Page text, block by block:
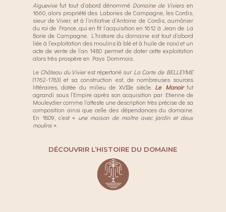
Aiguevivefut tout d’abord dénommé Domaine de Viviers en
1660, alors propriété des Labories de Campagne, les Cordis,
sieur de Vivier, et à l’initiative d’Antoine de Cordis, aumônier
du roi de France, qui en fit l’acquisition en 1612 à Jean de La
Borie de Campagne. L’histoire du domaine est tout d’abord
liée à l’exploitation des moulins (à blé et à huile de noix) et un
acte de vente de l’an 1480 permet de dater cette exploitation
alors très prospère en Pays Dommois.
Le Château du Vivierest répertorié sur La Carte de BELLEYME
(1762-1783) et sa construction est, de nombreuses sources
littéraires, datée du milieu de XVIIIe siècle. Le Manoirfut
agrandi sous l’Empire après son acquisition par Etienne de
Mouleydier comme l’atteste une description très précise de sa
composition ainsi que celle des dépendances du domaine.
En 1809, c’est « une maison de maître avec jardin et deux
moulins».
DÉCOUVRIR L’HISTOIRE DU DOMAINE